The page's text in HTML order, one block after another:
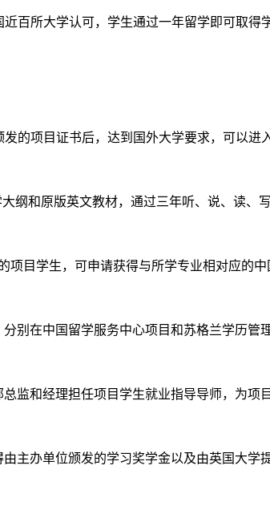
百所大学认可，学生通过一年留学即可取
的项目证书后，达到国外大学要求，可以进
纲和原版英文教材，通过三年听、说、读、
项目学生，可申请获得与所学专业相对应的中
别在中国留学服务中心项目和苏格兰学历管
监和经理担任项目学生就业指导导师，为项
主办单位颁发的学习奖学金以及由英国大学